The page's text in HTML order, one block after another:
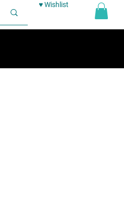
♥ Wishlist